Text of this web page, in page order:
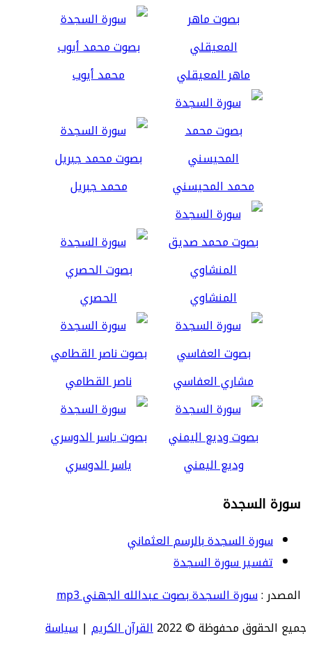
ماهر المعيقلي محمد أيوب
محمد المحيسني محمد جبريل
المنشاوي الحصري
مشاري العفاسي ناصر القطامي
وديع اليمني ياسر الدوسري
سورة السجدة
سورة السجدة بالرسم العثماني
تفسير سورة السجدة
المصدر :سورة السجدة بصوت عبدالله الجهني mp3
جميع الحقوق محفوظة © 2022
القرآن الكريم | سياسة